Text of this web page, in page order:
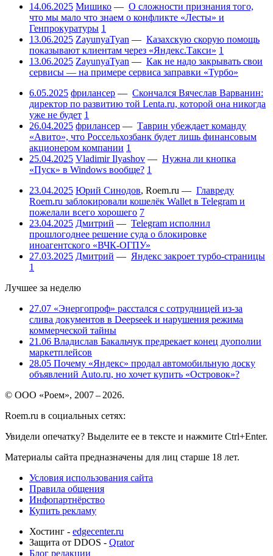
14.06.2025 Мишико — О сложности признания того,
что мы мало что знаем о конфликте «Лесты» и
Генпрокуратуры 1
13.06.2025 ZayunyaTyan — Казахскую скорую помощь
показывают клиентам через «Яндекс.Такси» 1
13.06.2025 ZayunyaTyan — Как не надо закрывать свои
сервисы — на примере сервиса заправки «Турбо»
6.05.2025 фрилансер — Скончался Вячеслав Варванин:
директор по развитию той Lenta.ru, которой она никогда
уже не будет 1
26.04.2025 фрилансер — Таврин убеждает команду
«Авито», что Россельхозбанк будет лишь финансовым
акционером компании 1
25.04.2025 Vladimir Ilyashov — Нужна ли кнопка
«Пуск» в Windows вообще? 1
23.04.2025 Юрий Синодов, Roem.ru — Главреду
Roem.ru заблокировали кошелёк Wallet в Telegram и
пожелали всего хорошего 7
23.04.2025 Дмитрий — Telegram исполнил
прошлогоднее решение суда о блокировке
иноагентского «ВЧК-ОГПУ»
27.03.2025 Дмитрий — Яндекс закроет турбо-страницы
1
Лучшее за неделю
27.07 «Энергопроф» расстался с сотрудницей из-за
слива документов в Deepseek и нарушения режима
коммерческой тайны
21.06 Владислав Бакальчук предрекает конец дуополии
маркетплейсов
28.05 Почему «Яндекс» продал автомобильную доску
объявлений Auto.ru, но хочет купить «Островок»?
© ООО «Роем», 2007 – 2026.
Roem.ru в социальных сетях:
Увидели опечатку? Выделите ее в тексте и нажмите Ctrl+Enter.
Материалы сайта предназначены для лиц старше 18 лет.
Условия использования сайта
Правила общения
Инфопартнёрство
Купить рекламу
Хостинг - edgecenter.ru
Защита от DDOS - Qrator
Блог редакции